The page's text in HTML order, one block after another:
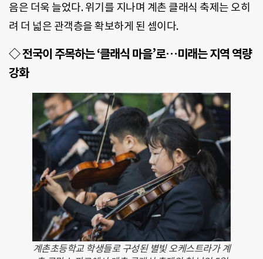
음은 더욱 늘었다. 위기를 지나며 계촌 클래식 축제는 오히
려 더 넓은 관객층을 확보하게 된 셈이다.
◇ 전국이 주목하는 ‘클래식 마을’로…미래는 지역 역량
강화
계촌초등학교 학생들로 구성된 별빛 오케스트라가 계